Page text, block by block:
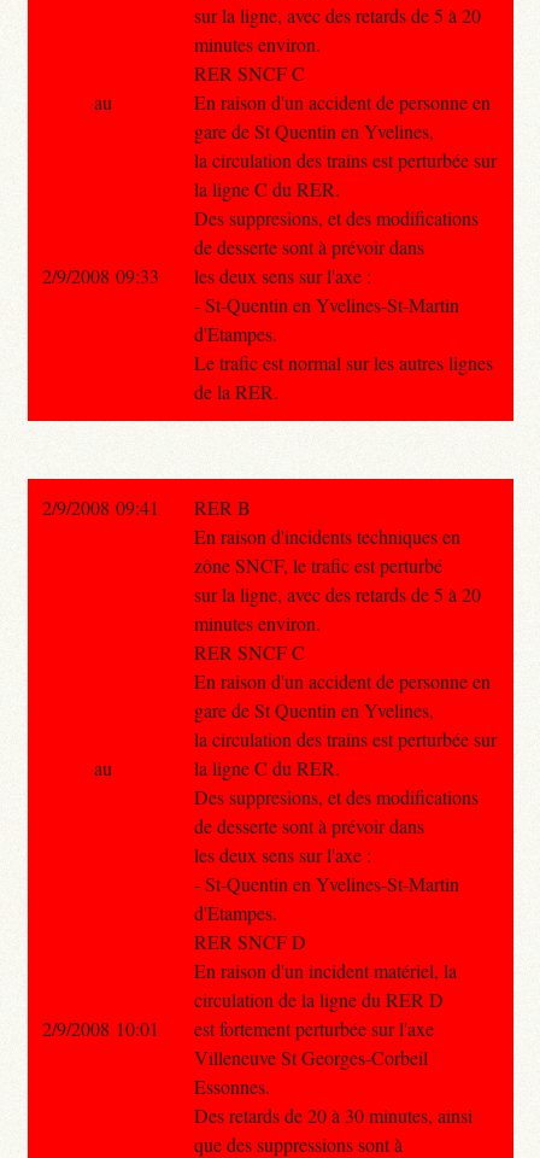
sur la ligne, avec des retards de 5 à 20
minutes environ.
RER SNCF C
En raison d'un accident de personne en
gare de St Quentin en Yvelines,
la circulation des trains est perturbée sur
la ligne C du RER.
Des suppresions, et des modifications
de desserte sont à prévoir dans
les deux sens sur l'axe :
- St-Quentin en Yvelines-St-Martin
d'Etampes.
Le trafic est normal sur les autres lignes
de la RER.
au
2/9/2008 09:33
2/9/2008 09:41
RER B
En raison d'incidents techniques en
zône SNCF, le trafic est perturbé
sur la ligne, avec des retards de 5 à 20
minutes environ.
RER SNCF C
En raison d'un accident de personne en
gare de St Quentin en Yvelines,
la circulation des trains est perturbée sur
la ligne C du RER.
Des suppresions, et des modifications
de desserte sont à prévoir dans
les deux sens sur l'axe :
- St-Quentin en Yvelines-St-Martin
d'Etampes.
RER SNCF D
En raison d'un incident matériel, la
circulation de la ligne du RER D
est fortement perturbée sur l'axe
Villeneuve St Georges-Corbeil
Essonnes.
Des retards de 20 à 30 minutes, ainsi
que des suppressions sont à
au
2/9/2008 10:01